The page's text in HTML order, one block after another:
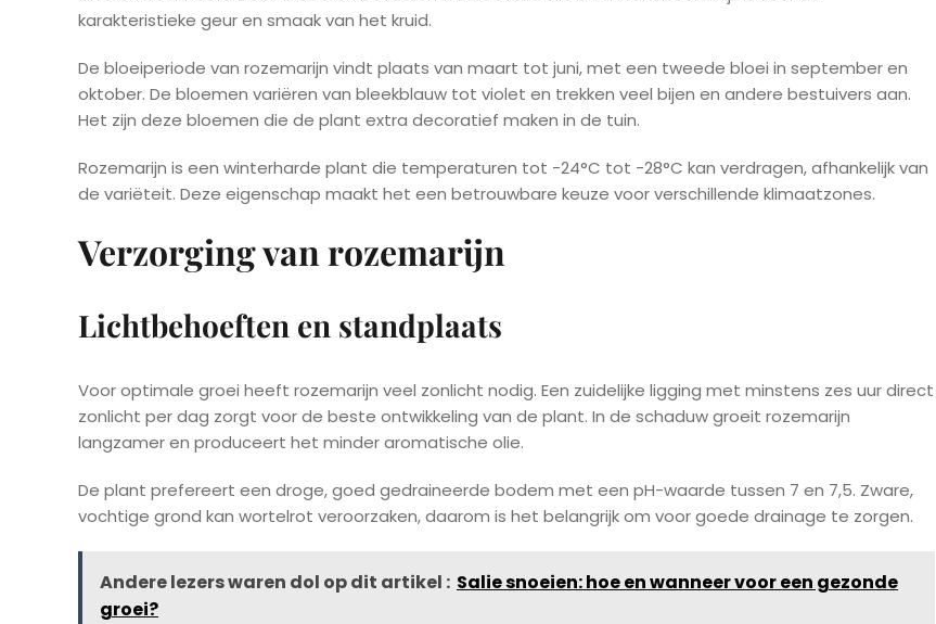
karakteristieke geur en smaak van het kruid.
De bloeiperiode van rozemarijn vindt plaats van maart tot juni, met een tweede bloei in september en
oktober. De bloemen variëren van bleekblauw tot violet en trekken veel bijen en andere bestuivers aan.
Het zijn deze bloemen die de plant extra decoratief maken in de tuin.
Rozemarijn is een winterharde plant die temperaturen tot -24°C tot -28°C kan verdragen, afhankelijk van
de variëteit. Deze eigenschap maakt het een betrouwbare keuze voor verschillende klimaatzones.
Verzorging van rozemarijn
Lichtbehoeften en standplaats
Voor optimale groei heeft rozemarijn veel zonlicht nodig. Een zuidelijke ligging met minstens zes uur direct
zonlicht per dag zorgt voor de beste ontwikkeling van de plant. In de schaduw groeit rozemarijn
langzamer en produceert het minder aromatische olie.
De plant prefereert een droge, goed gedraineerde bodem met een pH-waarde tussen 7 en 7,5. Zware,
vochtige grond kan wortelrot veroorzaken, daarom is het belangrijk om voor goede drainage te zorgen.
Andere lezers waren dol op dit artikel : Salie snoeien: hoe en wanneer voor een gezonde
groei?